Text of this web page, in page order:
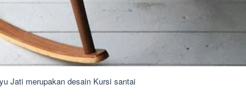
Jati merupakan desain Kursi santai